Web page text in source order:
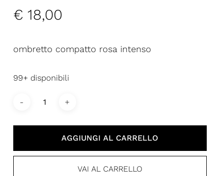
€ 18,00
ombretto compatto rosa intenso
99+ disponibili
AGGIUNGI AL CARRELLO
VAI AL CARRELLO